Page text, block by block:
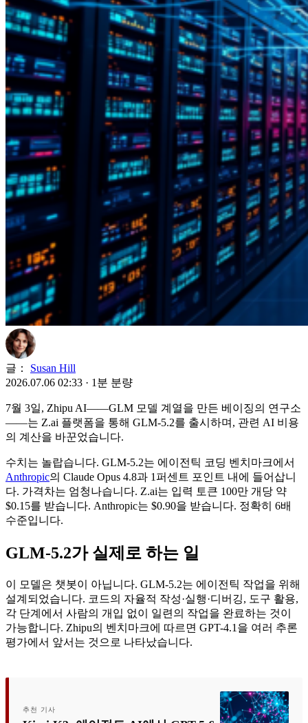
글：
Susan Hill
2026.07.06 02:33 · 1분 분량
7월 3일, Zhipu AI——GLM 모델 계열을 만든 베이징의 연구소
——는 Z.ai 플랫폼을 통해 GLM-5.2를 출시하며, 관련 AI 비용
의 계산을 바꾼었습니다.
수치는 놀랍습니다. GLM-5.2는 에이전틱 코딩 벤치마크에서
Anthropic의 Claude Opus 4.8과 1퍼센트 포인트 내에 들어삽니
다. 가격차는 엄청나습니다. Z.ai는 입력 토큰 100만 개당 약
$0.15를 받습니다. Anthropic는 $0.90을 받습니다. 정확히 6배
수준입니다.
GLM-5.2가 실제로 하는 일
이 모델은 챗봇이 아닙니다. GLM-5.2는 에이전틱 작업을 위해
설계되었습니다. 코드의 자율적 작성·실행·디버깅, 도구 활용,
각 단계에서 사람의 개입 없이 일련의 작업을 완료하는 것이
가능합니다. Zhipu의 벤치마크에 따르면 GPT-4.1을 여러 추론
평가에서 앞서는 것으로 나타났습니다.
추천 기사